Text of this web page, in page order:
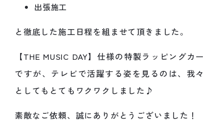
出張施工
と徹底した施工日程を組ませて頂きました。
【THE MUSIC DAY】仕様の特製ラッピングカー
ですが、テレビで活躍する姿を見るのは、我々
としてもとてもワクワクしました♪
素敵なご依頼、誠にありがとうございました！